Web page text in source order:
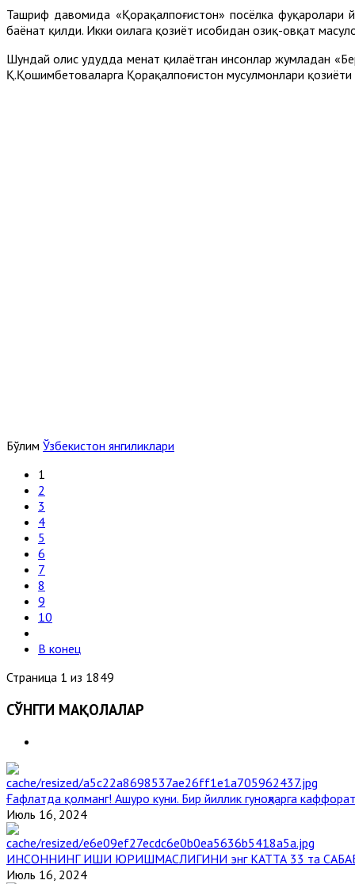
Ташриф давомида «Қорақалпоғистон» посёлка фуқаролари
баёнат қилди. Икки оилага қозиёт ҳисобидан озиқ-овқат
Шундай олис ҳудудда меҳнат қилаётган инсонлар жумладан
Қ.Қошимбетоваларга Қорақалпоғистон мусулмонлари
Бўлим Ўзбекистон янгиликлари
1
2
3
4
5
6
7
8
9
10
В конец
Страница 1 из 1849
СЎНГГИ МАҚОЛАЛАР
Ғафлатда қолманг! Ашуро куни. Бир йиллик гуноҳларга
Июль 16, 2024
ИНСОННИНГ ИШИ ЮРИШМАСЛИГИНИ энг КАТТА 33 та
Июль 16, 2024